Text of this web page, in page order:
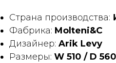
Страна производства:
Фабрика: Molteni&C
Дизайнер: Arik Levy
Размеры: W 510 / D